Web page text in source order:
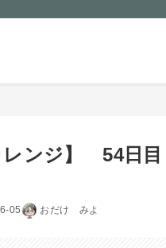
レンジ】 54日
05 おだけ みよ